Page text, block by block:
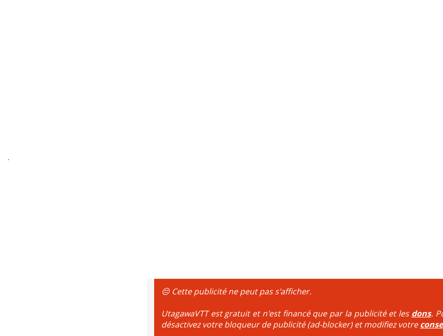
😔 Cette publicité ne peut pas s'afficher.
UtagawaVTT est gratuit et n'est financé que par la publicité et les dons.
désactivez votre bloqueur de publicité (ad-blocker) et modifiez votre